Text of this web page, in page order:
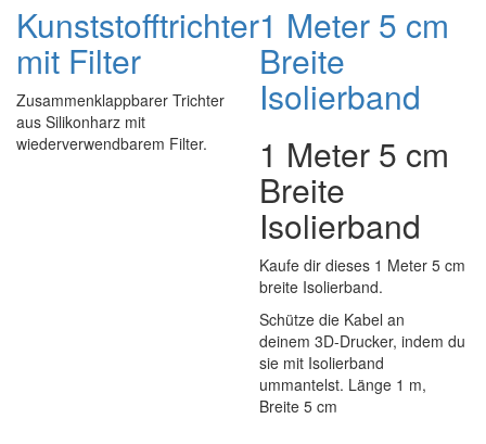
Kunststofftrichter
mit Filter
Zusammenklappbarer Trichter
aus Silikonharz mit
wiederverwendbarem Filter.
1 Meter 5 cm
Breite
Isolierband
1 Meter 5 cm
Breite
Isolierband
Kaufe dir dieses 1 Meter 5 cm
breite Isolierband.
Schütze die Kabel an
deinem 3D-Drucker, indem du
sie mit Isolierband
ummantelst. Länge 1 m,
Breite 5 cm